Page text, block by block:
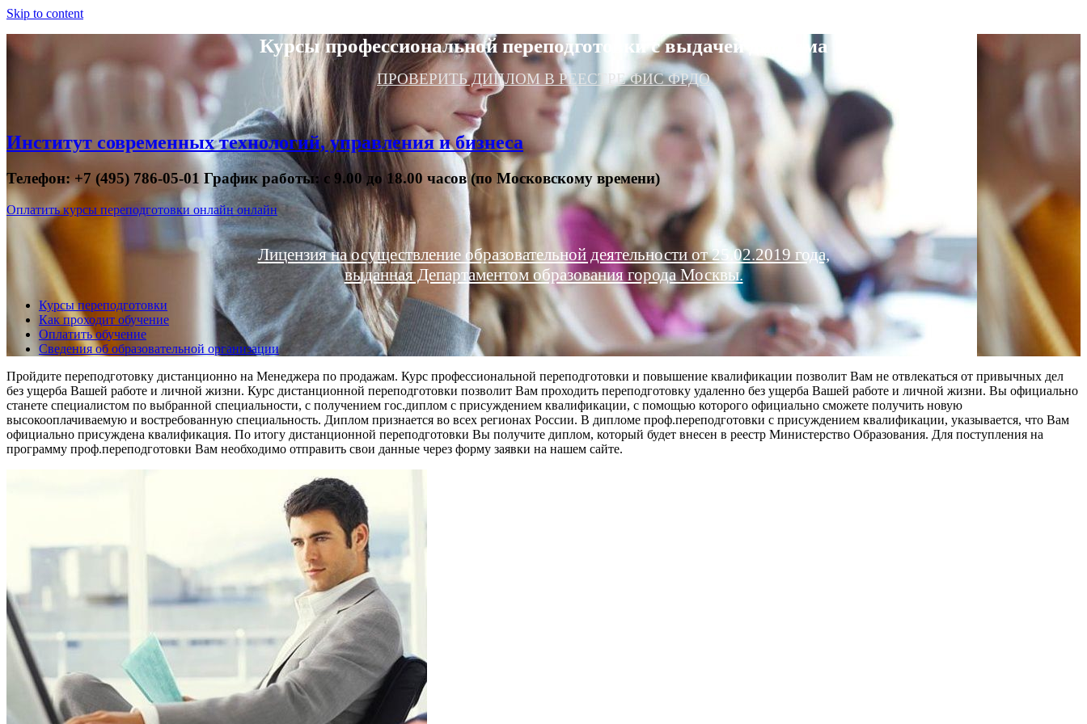
Skip to content
Курсы профессиональной переподготовки с выдачей диплома
ПРОВЕРИТЬ ДИПЛОМ В РЕЕСТРЕ ФИС ФРДО
Институт современных технологий, управления и бизнеса
Телефон: +7 (495) 786-05-01 График работы: с 9.00 до 18.00 часов (по Московскому времени)
Оплатить курсы переподготовки онлайн онлайн
Лицензия на осуществление образовательной деятельности от 25.02.2019 года,
выданная Департаментом образования города Москвы.
Курсы переподготовки
Как проходит обучение
Оплатить обучение
Сведения об образовательной организации
Пройдите переподготовку дистанционно на Менеджера по продажам. Курс профессиональной переподготовки и повышение квалификации позволит Вам не отвлекаться от привычных дел
без ущерба Вашей работе и личной жизни. Курс дистанционной переподготовки позволит Вам проходить переподготовку удаленно без ущерба Вашей работе и личной жизни. Вы официально
станете специалистом по выбранной специальности, с получением гос.диплом с присуждением квалификации, с помощью которого официально сможете получить новую
высокооплачиваемую и востребованную специальность. Диплом признается во всех регионах России. В дипломе проф.переподготовки с присуждением квалификации, указывается, что Вам
официально присуждена квалификация. По итогу дистанционной переподготовки Вы получите диплом, который будет внесен в реестр Министерство Образования. Для поступления на
программу проф.переподготовки Вам необходимо отправить свои данные через форму заявки на нашем сайте.